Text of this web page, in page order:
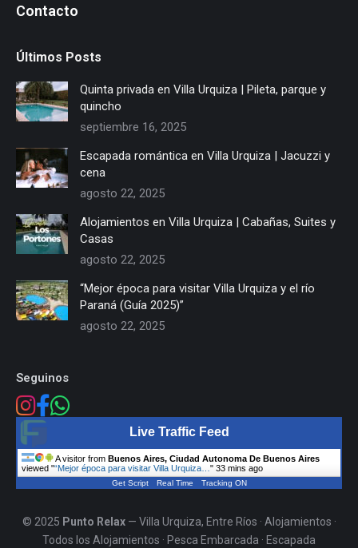
Contacto
Últimos Posts
Quinta privada en Villa Urquiza | Pileta, parque y
quincho
septiembre 16, 2025
Escapada romántica en Villa Urquiza | Jacuzzi y
cena
agosto 22, 2025
Alojamientos en Villa Urquiza | Cabañas, Suites y
Casas
agosto 22, 2025
“Mejor época para visitar Villa Urquiza y el río
Paraná (Guía 2025)”
agosto 22, 2025
Seguinos
Live Traffic Feed
A visitor from Buenos Aires, Ciudad Autonoma De Buenos Aires
viewed "“Mejor época para visitar Villa Urquiza… " 33 mins ago
Get Script Real Time Tracking ON
© 2025 Punto Relax— Villa Urquiza, Entre Ríos · Alojamientos ·
Todos los Alojamientos · Pesca Embarcada · Escapada